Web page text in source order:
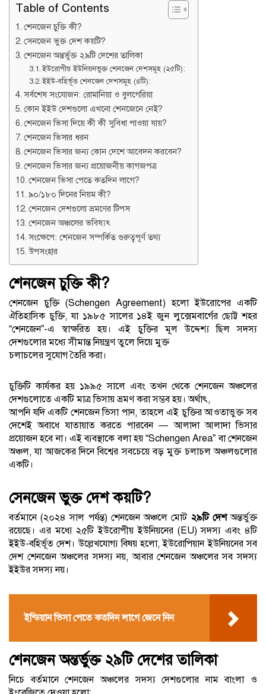
Table of Contents
শেনজেন চুক্তি কী?
সেনজেন ভুক্ত দেশ কয়টি?
শেনজেন অন্তর্ভুক্ত ২৯টি দেশের তালিকা
ইউরোপীয় ইউনিয়নভুক্ত শেনজেন দেশসমূহ (২৫টি):
ইইউ-বহির্ভূত শেনজেন দেশসমূহ (৪টি):
সর্বশেষ সংযোজন: রোমানিয়া ও বুলগেরিয়া
কোন ইইউ দেশগুলো এখনো শেনজেনে নেই?
শেনজেন ভিসা দিয়ে কী কী সুবিধা পাওয়া যায়?
শেনজেন ভিসার ধরন
শেনজেন ভিসার জন্য কোন দেশে আবেদন করবেন?
শেনজেন ভিসার জন্য প্রয়োজনীয় কাগজপত্র
শেনজেন ভিসা পেতে কতদিন লাগে?
৯০/১৮০ দিনের নিয়ম কী?
শেনজেন দেশগুলো ভ্রমণের টিপস
শেনজেন অঞ্চলের ভবিষ্যৎ
সংক্ষেপে: শেনজেন সম্পর্কিত গুরুত্বপূর্ণ তথ্য
উপসংহার
শেনজেন চুক্তি কী?
শেনজেন চুক্তি (Schengen Agreement) হলো ইউরোপের একটি
ঐতিহাসিক চুক্তি, যা ১৯৮৫ সালের ১৪ই জুন লুক্সেমবার্গের ছোট্ট শহর
“শেনজেন”-এ স্বাক্ষরিত হয়। এই চুক্তির মূল উদ্দেশ্য ছিল সদস্য
দেশগুলোর মধ্যে সীমান্ত নিয়ন্ত্রণ তুলে দিয়ে মুক্ত
চলাচলের সুযোগ তৈরি করা।
চুক্তিটি কার্যকর হয় ১৯৯৫ সালে এবং তখন থেকে শেনজেন অঞ্চলের
দেশগুলোতে একটি মাত্র ভিসায় ভ্রমণ করা সম্ভব হয়। অর্থাৎ,
আপনি যদি একটি শেনজেন ভিসা পান, তাহলে এই চুক্তির আওতাভুক্ত সব
দেশেই অবাধে যাতায়াত করতে পারবেন — আলাদা আলাদা ভিসার
প্রয়োজন হবে না। এই ব্যবস্থাকে বলা হয় “Schengen Area” বা শেনজেন
অঞ্চল, যা আজকের দিনে বিশ্বের সবচেয়ে বড় মুক্ত চলাচল অঞ্চলগুলোর
একটি।
সেনজেন ভুক্ত দেশ কয়টি?
বর্তমানে (২০২৪ সাল পর্যন্ত) শেনজেন অঞ্চলে মোট ২৯টি দেশঅন্তর্ভুক্ত
রয়েছে। এর মধ্যে ২৫টি ইউরোপীয় ইউনিয়নের (EU) সদস্য এবং ৪টি
ইইউ-বহির্ভূত দেশ। উল্লেখযোগ্য বিষয় হলো, ইউরোপিয়ান ইউনিয়নের সব
দেশ শেনজেন অঞ্চলের সদস্য নয়, আবার শেনজেন অঞ্চলের সব সদস্য
ইইউর সদস্য নয়।
ইন্ডিয়ান ভিসা পেতে কতদিন লাগে জেনে নিন
শেনজেন অন্তর্ভুক্ত ২৯টি দেশের তালিকা
নিচে বর্তমানে শেনজেন অঞ্চলের সদস্য দেশগুলোর নাম বাংলা ও